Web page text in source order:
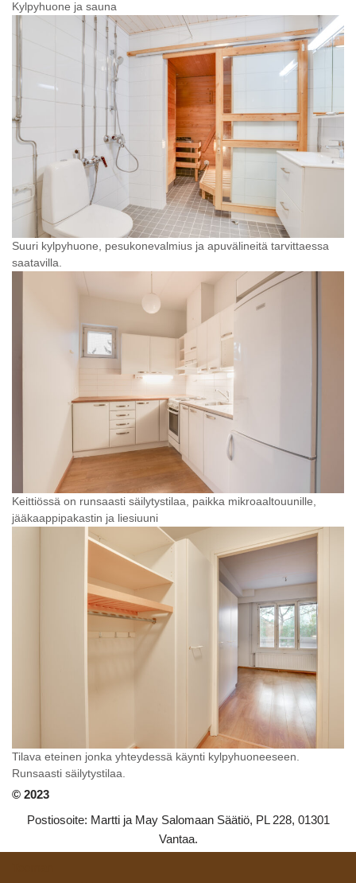
Kylpyhuone ja sauna
Suuri kylpyhuone, pesukonevalmius ja apuvälineitä tarvittaessa
saatavilla.
Keittiössä on runsaasti säilytystilaa, paikka mikroaaltouunille,
jääkaappipakastin ja liesiuuni
Tilava eteinen jonka yhteydessä käynti kylpyhuoneeseen.
Runsaasti säilytystilaa.
© 2023
Postiosoite: Martti ja May Salomaan Säätiö, PL 228, 01301
Vantaa.